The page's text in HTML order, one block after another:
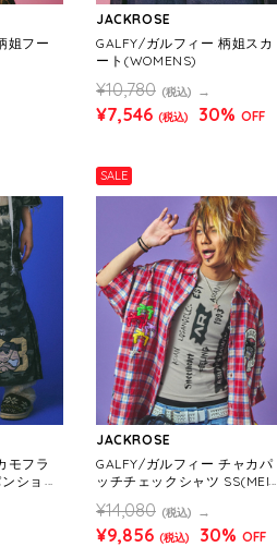
姐フー
JACKROSE
GALFY/ガルフィー 柄姐スカ
ート(WOMENS)
¥10,780 (税込)
¥7,546 (税込) 30% OFF
モフラ
ショー
SALE
JACKROSE
GALFY/ガルフィー チャカパ
ッチチェックシャツ SS(MEN
¥14,080 (税込)
¥9,856 (税込) 30% OFF